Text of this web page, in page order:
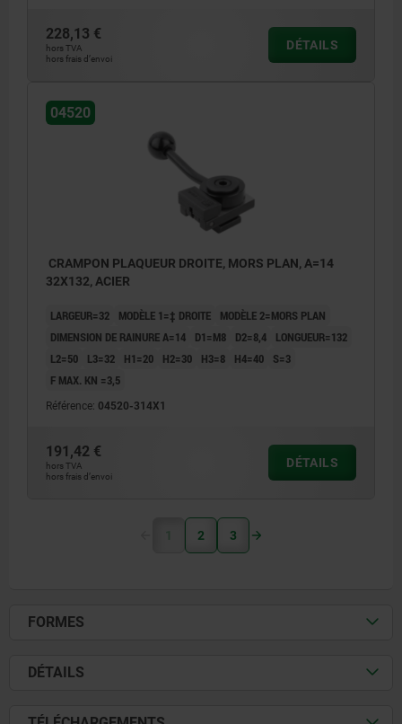
228,13 €
hors TVA
hors frais d’envoi
DÉTAILS
04520
CRAMPON PLAQUEUR DROITE, MORS PLAN, A=14
32X132, ACIER
LARGEUR=32 MODÈLE 1=‡ DROITE
MODÈLE 2=MORS PLAN
DIMENSION DE RAINURE A=14
D1=M8 D2=8,4
LONGUEUR=132
L2=50
L3=32 H1=20 H2=30 H3=8 H4=40
S=3
F MAX. KN =3,5
Référence: 04520-314X1
191,42 €
hors TVA
hors frais d’envoi
DÉTAILS
1 2 3
FORMES
DÉTAILS